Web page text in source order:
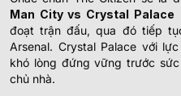
Man City vs Crystal Palace
đoạt trận đấu, qua đó tiếp
Arsenal. Crystal Palace với
khó lòng đứng vững trước
chủ nhà.